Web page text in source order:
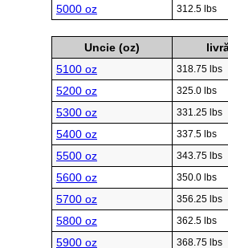
5000 oz 312.5 lbs
Uncie (oz)
5100 oz
318.75 lbs
5200 oz 325.0 lbs
5300 oz 331.25 lbs
5400 oz 337.5 lbs
5500 oz 343.75 lbs
5600 oz 350.0 lbs
5700 oz 356.25 lbs
5800 oz 362.5 lbs
5900 oz 368.75 lbs